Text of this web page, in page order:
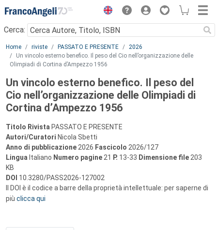
Menu
Cerca:
Main content
Home riviste PASSATO E PRESENTE
2026
Un vincolo esterno benefico. Il peso del Cio nell’organizzazione delle
Olimpiadi di Cortina d’Ampezzo 1956
Un vincolo esterno benefico. Il peso del
Cio nell’organizzazione delle Olimpiadi di
Cortina d’Ampezzo 1956
Titolo Rivista PASSATO E PRESENTE
Autori/Curatori Nicola Sbetti
Anno di pubblicazione 2026 Fascicolo 2026/127
Lingua Italiano Numero pagine 21 P. 13-33 Dimensione file 203
KB
DOI 10.3280/PASS2026-127002
Il DOI è il codice a barre della proprietà intellettuale: per saperne di
più clicca qui